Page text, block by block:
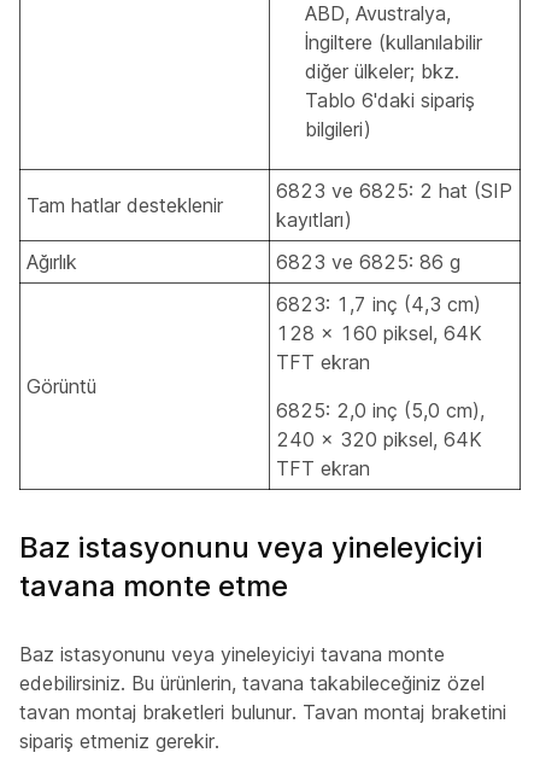
ABD, Avustralya,
İngiltere (kullanılabilir
diğer ülkeler; bkz.
Tablo 6'daki sipariş
bilgileri)
Tam hatlar desteklenir
6823 ve 6825: 2 hat (SIP
kayıtları)
Ağırlık
6823 ve 6825: 86 g
Görüntü
6823: 1,7 inç (4,3 cm)
128 x 160 piksel, 64K
TFT ekran
6825: 2,0 inç (5,0 cm),
240 x 320 piksel, 64K
TFT ekran
Baz istasyonunu veya yineleyiciyi
tavana monte etme
Baz istasyonunu veya yineleyiciyi tavana monte
edebilirsiniz. Bu ürünlerin, tavana takabileceğiniz özel
tavan montaj braketleri bulunur. Tavan montaj braketini
sipariş etmeniz gerekir.